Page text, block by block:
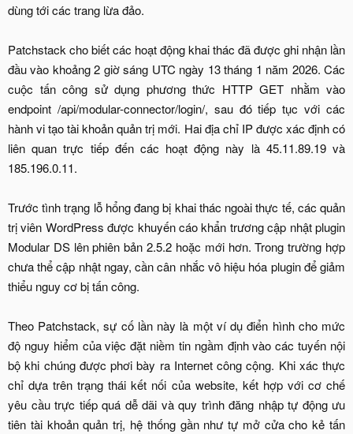
dùng tới các trang lừa đảo.
Patchstack cho biết các hoạt động khai thác đã được ghi nhận lần
đầu vào khoảng 2 giờ sáng UTC ngày 13 tháng 1 năm 2026. Các
cuộc tấn công sử dụng phương thức HTTP GET nhằm vào
endpoint /api/modular-connector/login/, sau đó tiếp tục với các
hành vi tạo tài khoản quản trị mới. Hai địa chỉ IP được xác định có
liên quan trực tiếp đến các hoạt động này là 45.11.89.19 và
185.196.0.11.
Trước tình trạng lỗ hổng đang bị khai thác ngoài thực tế, các quản
trị viên WordPress được khuyến cáo khẩn trương cập nhật plugin
Modular DS lên phiên bản 2.5.2 hoặc mới hơn. Trong trường hợp
chưa thể cập nhật ngay, cần cân nhắc vô hiệu hóa plugin để giảm
thiểu nguy cơ bị tấn công.
Theo Patchstack, sự cố lần này là một ví dụ điển hình cho mức
độ nguy hiểm của việc đặt niềm tin ngầm định vào các tuyến nội
bộ khi chúng được phơi bày ra Internet công cộng. Khi xác thực
chỉ dựa trên trạng thái kết nối của website, kết hợp với cơ chế
yêu cầu trực tiếp quá dễ dãi và quy trình đăng nhập tự động ưu
tiên tài khoản quản trị, hệ thống gần như tự mở cửa cho kẻ tấn